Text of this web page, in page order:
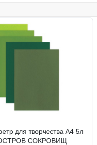
для творчества А4 5л
ОСТРОВ СОКРОВИЩ